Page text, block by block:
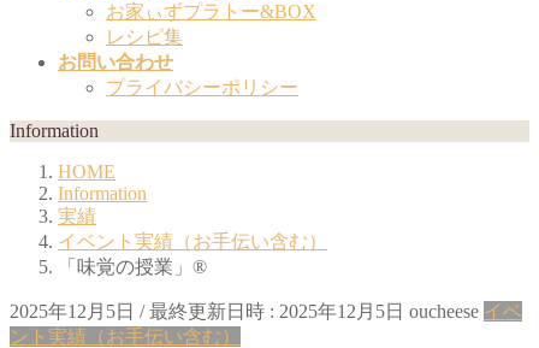
お家ぃずプラトー&BOX
レシピ集
お問い合わせ
プライバシーポリシー
Information
HOME
Information
実績
イベント実績（お手伝い含む）
「味覚の授業」®
2025年12月5日 / 最終更新日時 : 2025年12月5日 oucheese イベ
ント実績（お手伝い含む）